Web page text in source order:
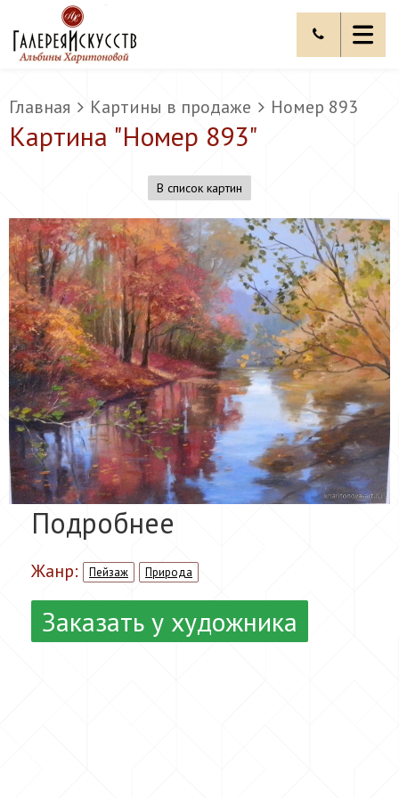
Главная Картины в продаже Номер 893
Картина "Номер 893"
В список картин
Подробнее
Жанр: Пейзаж Природа
Заказать у художника